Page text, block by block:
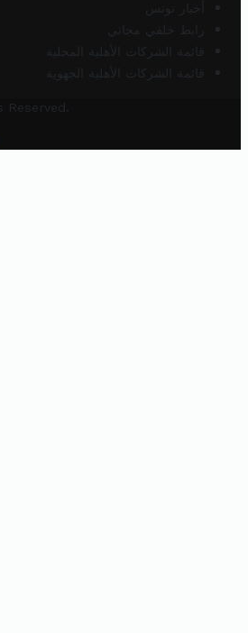
أخبار تونس
رابط خلفي مجاني
قائمة الشركات الأهلية المحلية
قائمة الشركات الأهلية الجهوية